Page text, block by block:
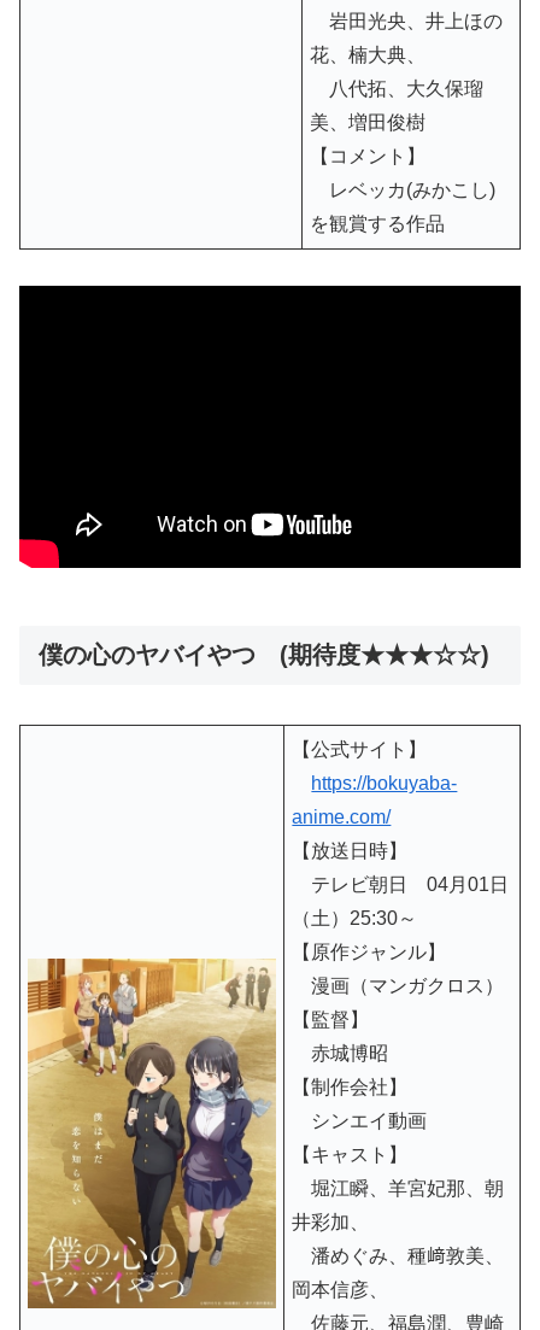
岩田光央、井上ほの
花、楠大典、
八代拓、大久保瑠
美、増田俊樹
【コメント】
レベッカ(みかこし)
を観賞する作品
僕の心のヤバイやつ (期待度★★★☆☆)
【公式サイト】
https://bokuyaba-
anime.com/
【放送日時】
テレビ朝日 04月01日
（土）25:30～
【原作ジャンル】
漫画（マンガクロス）
【監督】
赤城博昭
【制作会社】
シンエイ動画
【キャスト】
堀江瞬、羊宮妃那、朝
井彩加、
潘めぐみ、種﨑敦美、
岡本信彦、
佐藤元、福島潤、豊崎